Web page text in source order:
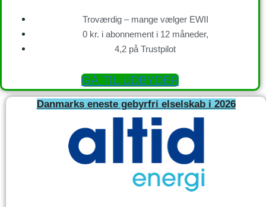
Troværdig – mange vælger EWII
0 kr. i abonnement i 12 måneder,
4,2 på Trustpilot
GÅ TIL UDBYDER
Danmarks eneste gebyrfri elselskab i 2026